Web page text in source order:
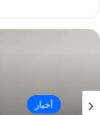
أخبار